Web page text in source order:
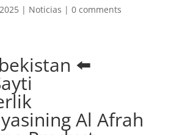
| Noticias | 0 comments
⬅️
Al Afrah